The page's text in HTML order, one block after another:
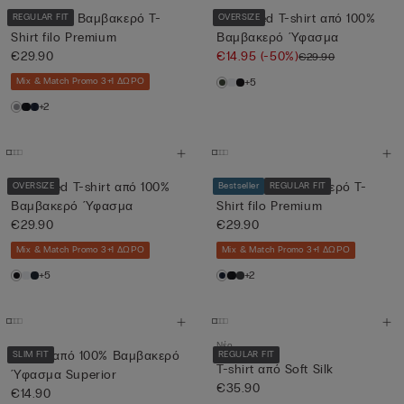
REGULAR FIT
Μερσεριζέ Βαμβακερό T-
Shirt filo Premium
€29.90
Mix & Match Promo 3+1 ΔΩΡΟ
+2
OVERSIZE
Oversized T-shirt από 100%
Βαμβακερό Ύφασμα
€14.95 (-50%)€29.90
+5
OVERSIZE
Oversized T-shirt από 100%
Βαμβακερό Ύφασμα
€29.90
Mix & Match Promo 3+1 ΔΩΡΟ
+5
Bestseller REGULAR FIT
Μερσεριζέ Βαμβακερό T-
Shirt filo Premium
€29.90
Mix & Match Promo 3+1 ΔΩΡΟ
+2
SLIM FIT
T-shirt από 100% Βαμβακερό
Ύφασμα Superior
€14.90
REGULAR FIT
Νέο
T-shirt από Soft Silk
€35.90